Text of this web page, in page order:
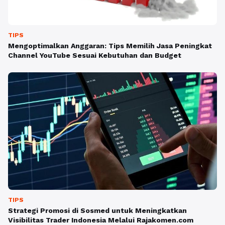
TIPS
Mengoptimalkan Anggaran: Tips Memilih Jasa Peningkat
Channel YouTube Sesuai Kebutuhan dan Budget
TIPS
Strategi Promosi di Sosmed untuk Meningkatkan
Visibilitas Trader Indonesia Melalui Rajakomen.com